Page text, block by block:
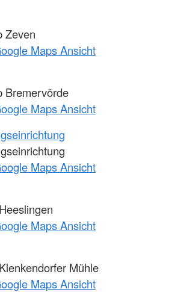
Zeven
Maps Ansicht
Bremervörde
Maps Ansicht
Maps Ansicht
Maps Ansicht
Mühle
Maps Ansicht